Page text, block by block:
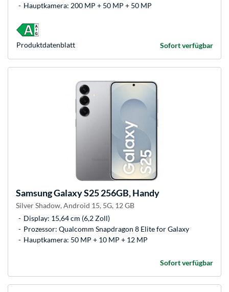
Hauptkamera: 200 MP + 50 MP + 50 MP
Sofort verfügbar
Produkt­datenblatt
SamsungGalaxy S25 256GB, Handy
Silver Shadow, Android 15, 5G, 12 GB
Display: 15,64 cm (6,2 Zoll)
Prozessor: Qualcomm Snapdragon 8 Elite for Galaxy
Hauptkamera: 50 MP + 10 MP + 12 MP
Sofort verfügbar